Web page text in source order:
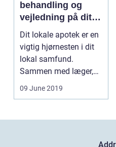
behandling og
vejledning på dit
lokale apotek
Dit lokale apotek er en
vigtig hjørnesten i dit
lokal samfund.
Sammen med læger,
sundhe...
09 June 2019